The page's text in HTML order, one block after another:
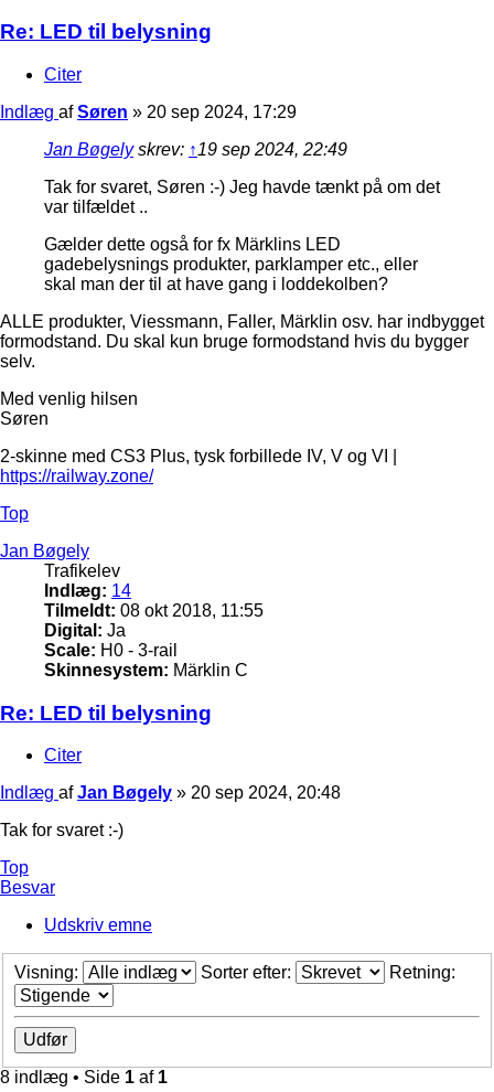
Re: LED til belysning
Citer
Indlæg afSøren » 20 sep 2024, 17:29
Jan Bøgelyskrev: ↑19 sep 2024, 22:49
Tak for svaret, Søren :-) Jeg havde tænkt på om det
var tilfældet ..
Gælder dette også for fx Märklins LED
gadebelysnings produkter, parklamper etc., eller
skal man der til at have gang i loddekolben?
ALLE produkter, Viessmann, Faller, Märklin osv. har indbygget
formodstand. Du skal kun bruge formodstand hvis du bygger
selv.
Med venlig hilsen
Søren
2-skinne med CS3 Plus, tysk forbillede IV, V og VI |
https://railway.zone/
Top
Jan Bøgely
Trafikelev
Indlæg: 14
Tilmeldt: 08 okt 2018, 11:55
Digital: Ja
Scale: H0 - 3-rail
Skinnesystem: Märklin C
Re: LED til belysning
Citer
Indlæg afJan Bøgely » 20 sep 2024, 20:48
Tak for svaret :-)
Top
Besvar
Udskriv emne
Visning: Sorter efter: Retning:
8 indlæg • Side 1 af 1